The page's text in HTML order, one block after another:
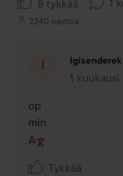
8 tykkää
2240 näyttöä
Igisenderek
1 kuukausi
op
min
Tykkää